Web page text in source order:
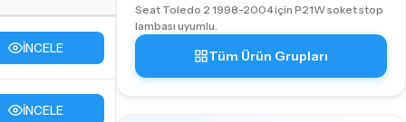
İNCELE
İNCELE
Seat Toledo 2 1998-2004 için P21W soket stop
lambası uyumlu.
Tüm Ürün Grupları